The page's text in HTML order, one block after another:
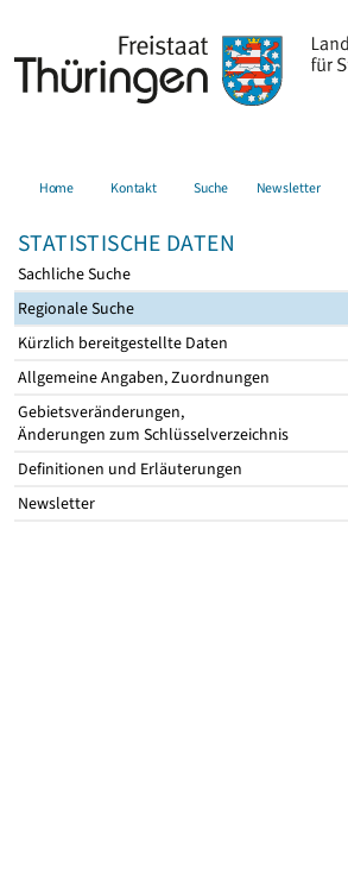
Home Kontakt Suche Newsletter
STATISTISCHE DATEN
Sachliche Suche
Regionale Suche
Kürzlich bereitgestellte Daten
Allgemeine Angaben, Zuordnungen
Gebietsveränderungen,
Änderungen zum Schlüsselverzeichnis
Definitionen und Erläuterungen
Newsletter